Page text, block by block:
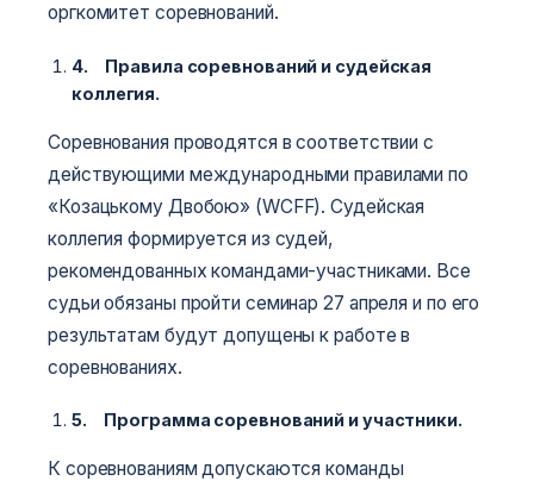
оргкомитет соревнований.
4. Правила соревнований и судейская
коллегия.
Соревнования проводятся в соответствии с
действующими международными правилами по
«Козацькому Двобою» (WCFF). Судейская
коллегия формируется из судей,
рекомендованных командами-участниками. Все
судьи обязаны пройти семинар 27 апреля и по его
результатам будут допущены к работе в
соревнованиях.
5. Программа соревнований и участники.
К соревнованиям допускаются команды